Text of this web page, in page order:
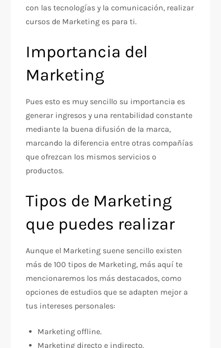
con las tecnologías y la comunicación, realizar
cursos de Marketing es para ti.
Importancia del
Marketing
Pues esto es muy sencillo su importancia es
generar ingresos y una rentabilidad constante
mediante la buena difusión de la marca,
marcando la diferencia entre otras compañías
que ofrezcan los mismos servicios o
productos.
Tipos de Marketing
que puedes realizar
Aunque el Marketing suene sencillo existen
más de 100 tipos de Marketing, más aquí te
mencionaremos los más destacados, como
opciones de estudios que se adapten mejor a
tus intereses personales:
Marketing offline.
Marketing directo e indirecto.